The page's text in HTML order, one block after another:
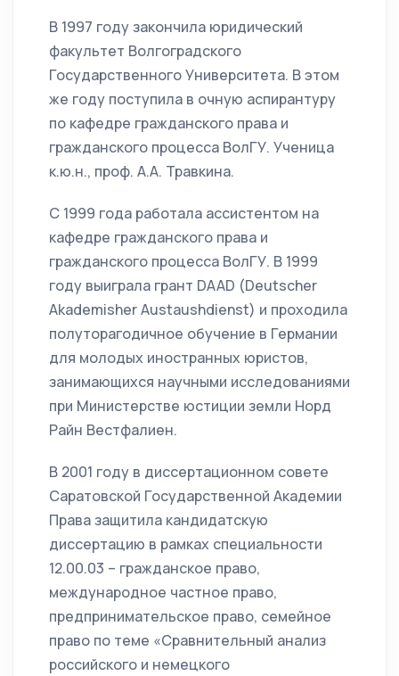
В 1997 году закончила юридический
факультет Волгоградского
Государственного Университета. В этом
же году поступила в очную аспирантуру
по кафедре гражданского права и
гражданского процесса ВолГУ. Ученица
к.ю.н., проф. А.А. Травкина.
С 1999 года работала ассистентом на
кафедре гражданского права и
гражданского процесса ВолГУ. В 1999
году выиграла грант DAAD (Deutscher
Akademisher Austaushdienst) и проходила
полуторагодичное обучение в Германии
для молодых иностранных юристов,
занимающихся научными исследованиями
при Министерстве юстиции земли Норд
Райн Вестфалиен.
В 2001 году в диссертационном совете
Саратовской Государственной Академии
Права защитила кандидатскую
диссертацию в рамках специальности
12.00.03 – гражданское право,
международное частное право,
предпринимательское право, семейное
право по теме «Сравнительный анализ
российского и немецкого